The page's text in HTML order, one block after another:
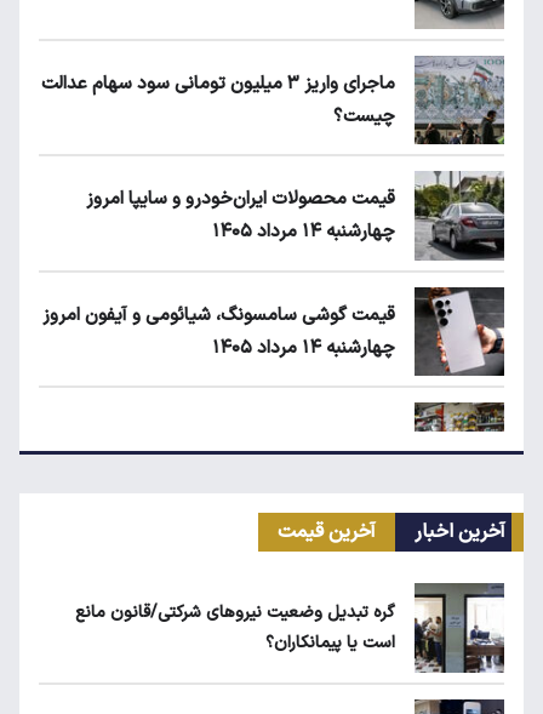
ماجرای واریز ۳ میلیون تومانی سود سهام عدالت
چیست؟
قیمت محصولات ایران‌خودرو و سایپا امروز
چهارشنبه ۱۴ مرداد ۱۴۰۵
قیمت گوشی سامسونگ، شیائومی و آیفون امروز
چهارشنبه ۱۴ مرداد ۱۴۰۵
زمان شارژ کالابرگ با رقم آخر کد ملی صفر تا ۲
اجاره آپارتمان در گران‌ترین مناطق تهران چقدر
مرغ گران می‌شود
آخرین اخبار آخرین قیمت
گره تبدیل وضعیت نیروهای شرکتی/قانون مانع
است یا پیمانکاران؟